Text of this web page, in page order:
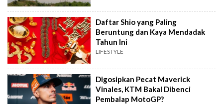
Daftar Shio yang Paling
Beruntung dan Kaya Mendadak
Tahun Ini
LIFESTYLE
Digosipkan Pecat Maverick
Vinales, KTM Bakal Dibenci
Pembalap MotoGP?